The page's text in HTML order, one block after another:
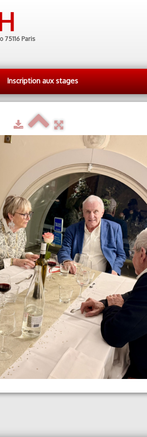
Paris
Inscription aux stages